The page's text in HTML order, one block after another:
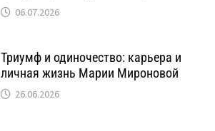
06.07.2026
Триумф и одиночество: карьера и
личная жизнь Марии Мироновой
26.06.2026